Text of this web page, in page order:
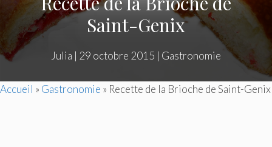
Saint-Genix
Julia | 29 octobre 2015 | Gastronomie
Accueil » Gastronomie » Recette de la Brioche de Saint-Genix